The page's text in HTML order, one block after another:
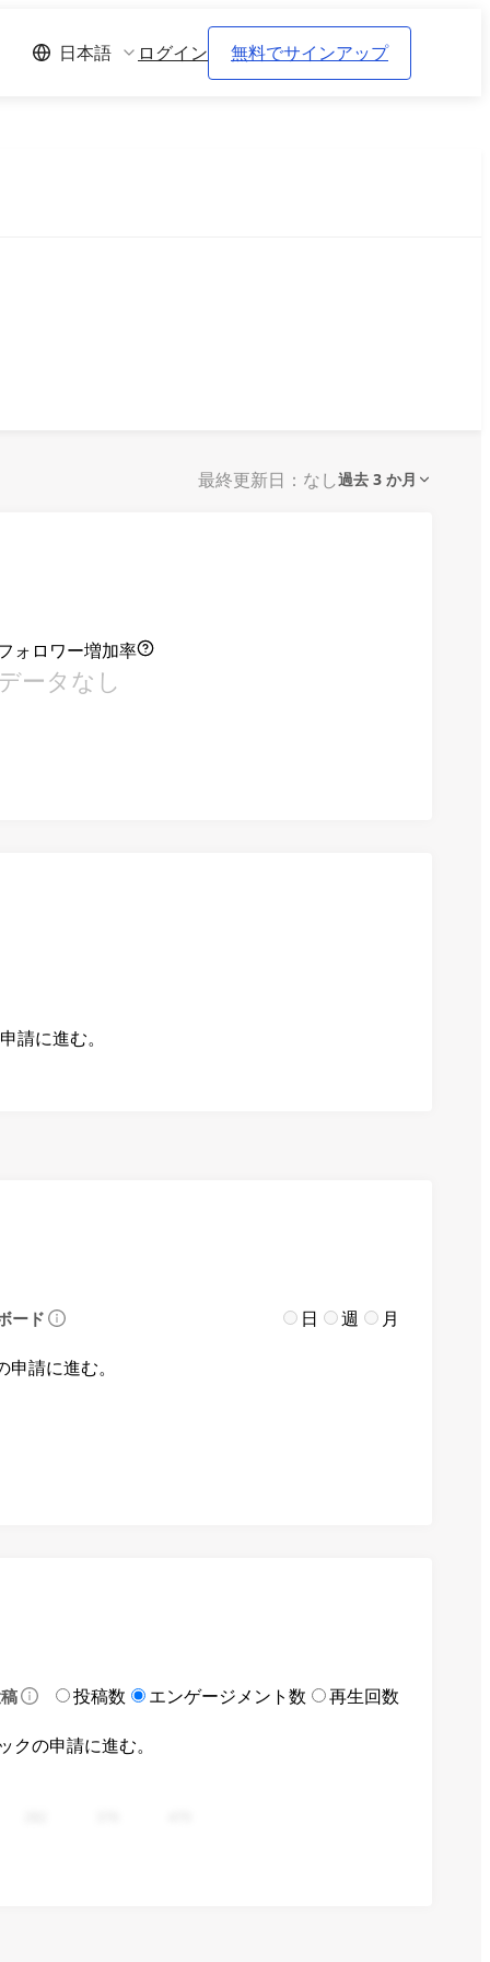
日本語 ログイン 無料でサインアップ
最終更新日：なし過去 3 か月
ォロワー増加率
ータなし
請に進む。
ード 日 週 月
請に進む。
投稿数 エンゲージメント数 再生回数
の申請に進む。